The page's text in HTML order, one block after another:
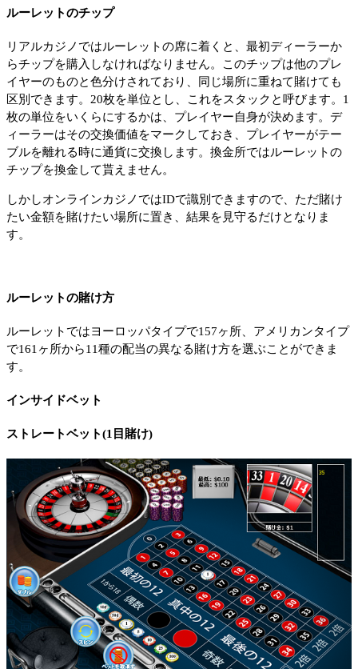
ルーレットのチップ
リアルカジノではルーレットの席に着くと、最初ディーラーか
らチップを購入しなければなりません。このチップは他のプレ
イヤーのものと色分けされており、同じ場所に重ねて賭けても
区別できます。20枚を単位とし、これをスタックと呼びます。1
枚の単位をいくらにするかは、プレイヤー自身が決めます。デ
ィーラーはその交換価値をマークしておき、プレイヤーがテー
ブルを離れる時に通貨に交換します。換金所ではルーレットの
チップを換金して貰えません。
しかしオンラインカジノではIDで識別できますので、ただ賭け
たい金額を賭けたい場所に置き、結果を見守るだけとなりま
す。
ルーレットの賭け方
ルーレットではヨーロッパタイプで157ヶ所、アメリカンタイプ
で161ヶ所から11種の配当の異なる賭け方を選ぶことができま
す。
インサイドベット
ストレートベット(1目賭け)